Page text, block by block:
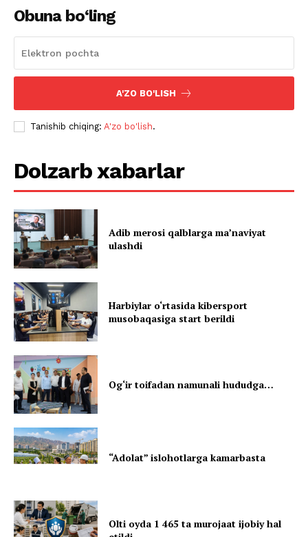
Obuna bo‘ling
A'ZO BO'LISH
Tanishib chiqing: A'zo bo'lish.
Dolzarb xabarlar
Adib merosi qalblarga maʼnaviyat
ulashdi
Harbiylar o‘rtasida kibersport
musobaqasiga start berildi
Og‘ir toifadan namunali hududga…
“Adolat” islohotlarga kamarbasta
Olti oyda 1 465 ta murojaat ijobiy hal